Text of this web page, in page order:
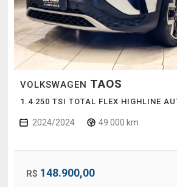
VOLKSWAGEN TAOS
1.4 250 TSI TOTAL FLEX HIGHLINE
2024/2024 49.000 km
R$ 148.900,00